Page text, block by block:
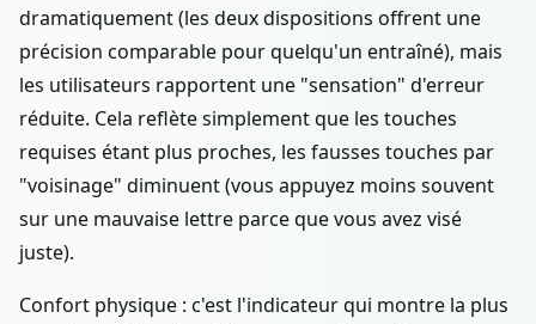
dramatiquement (les deux dispositions offrent une
précision comparable pour quelqu'un entraîné), mais
les utilisateurs rapportent une "sensation" d'erreur
réduite. Cela reflète simplement que les touches
requises étant plus proches, les fausses touches par
"voisinage" diminuent (vous appuyez moins souvent
sur une mauvaise lettre parce que vous avez visé
juste).
Confort physique : c'est l'indicateur qui montre la plus